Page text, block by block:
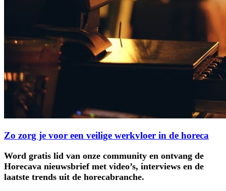
Zo zorg je voor een veilige werkvloer in de horeca
Word gratis lid van onze community en ontvang de
Horecava nieuwsbrief met video’s, interviews en de
laatste trends uit de horecabranche.